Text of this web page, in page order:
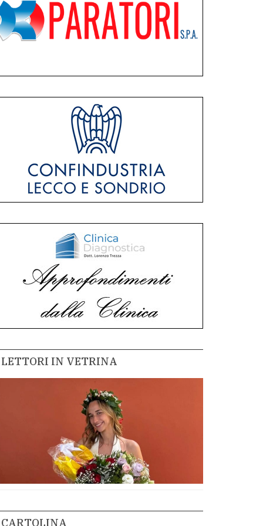
LETTORI IN VETRINA
CARTOLINA